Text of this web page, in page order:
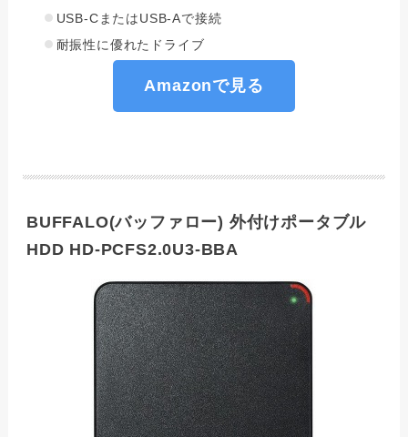
USB-CまたはUSB-Aで接続
耐振性に優れたドライブ
Amazonで見る
BUFFALO(バッファロー) 外付けポータブル
HDD HD-PCFS2.0U3-BBA